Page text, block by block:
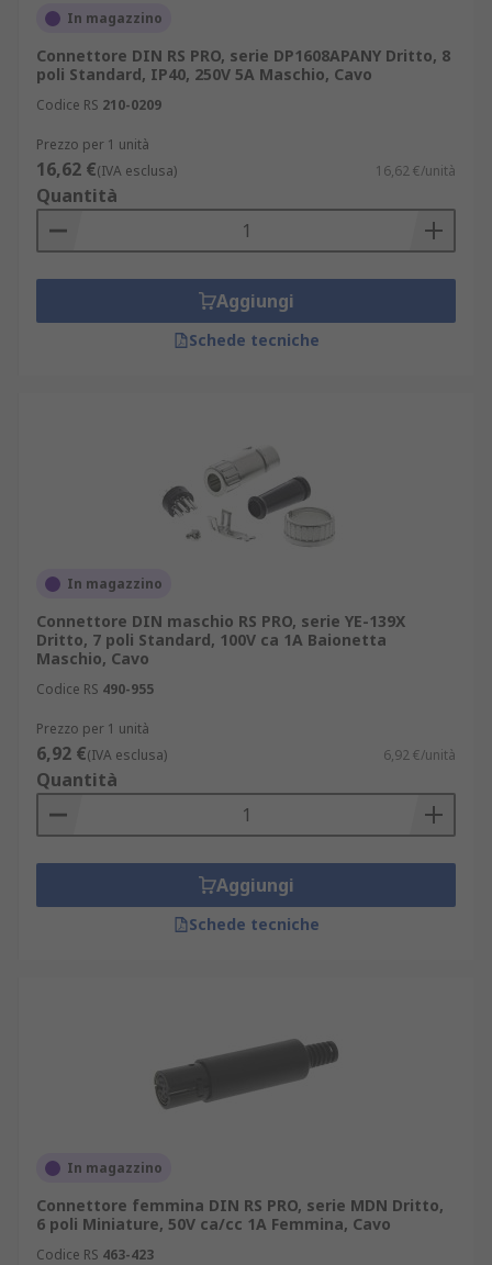
In magazzino
Connettore DIN RS PRO, serie DP1608APANY Dritto, 8
poli Standard, IP40, 250V 5A Maschio, Cavo
Codice RS 210-0209
Prezzo per 1 unità
16,62 €(IVA esclusa) 16,62 €/unità
Quantità
Aggiungi
Schede tecniche
In magazzino
Connettore DIN maschio RS PRO, serie YE-139X
Dritto, 7 poli Standard, 100V ca 1A Baionetta
Maschio, Cavo
Codice RS 490-955
Prezzo per 1 unità
6,92 €(IVA esclusa) 6,92 €/unità
Quantità
Aggiungi
Schede tecniche
In magazzino
Connettore femmina DIN RS PRO, serie MDN Dritto,
6 poli Miniature, 50V ca/cc 1A Femmina, Cavo
Codice RS 463-423